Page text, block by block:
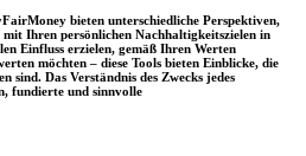
bieten unterschiedliche Perspektiven,
Ihren persönlichen Nachhaltigkeitszielen in
Einfluss erzielen, gemäß Ihren Werten
möchten – diese Tools bieten Einblicke, die
sind. Das Verständnis des Zwecks jedes
fundierte und sinnvolle